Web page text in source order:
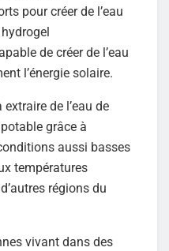
pour créer de l’eau
de créer de l’eau
l’énergie solaire.
de l’eau de
grâce à
aussi basses
températures
régions du
vivant dans des